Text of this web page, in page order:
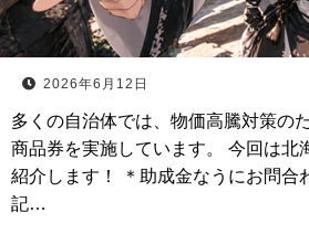
2026年6月12日
多くの自治体では、物価高騰対策の
商品券を実施しています。 今回は北
紹介します！ ＊助成金なうにお問合
記…